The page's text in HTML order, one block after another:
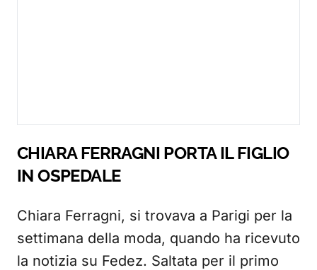
CHIARA FERRAGNI PORTA IL FIGLIO
IN OSPEDALE
Chiara Ferragni, si trovava a Parigi per la
settimana della moda, quando ha ricevuto
la notizia su Fedez. Saltata per il primo